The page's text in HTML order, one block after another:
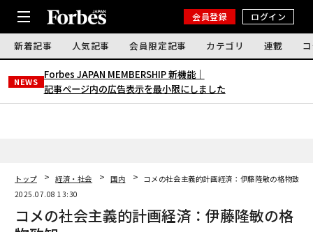
会員登録 ログイン
新着記事 人気記事 会員限定記事 カテゴリ 連載
NEWS
Forbes JAPAN MEMBERSHIP 新機能｜
記事ページ内の広告表示を最小限にしました
トップ 経済・社会 国内
コメの社会主義的計画経済：伊藤隆敏の格物致知
2025.07.08 13:30
コメの社会主義的計画経済：伊藤隆敏の格